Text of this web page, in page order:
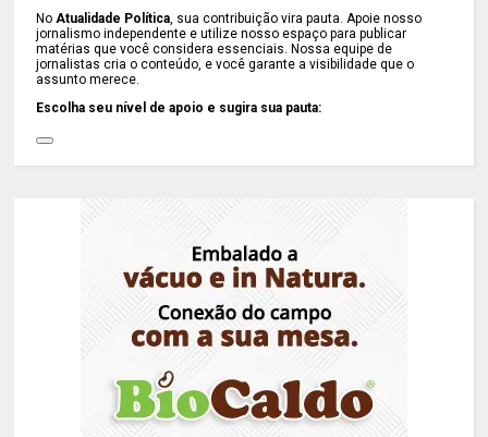
NoAtualidade Política, sua contribuição vira pauta. Apoie nosso
jornalismo independente e utilize nosso espaço para publicar
matérias que você considera essenciais. Nossa equipe de
jornalistas cria o conteúdo, e você garante a visibilidade que o
assunto merece.
Escolha seu nível de apoio e sugira sua pauta: